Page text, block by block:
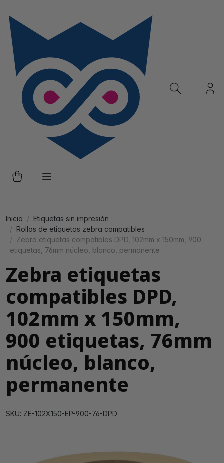
Inicio
Etiquetas sin impresión
Rollos de etiquetas zebra compatibles
Zebra etiquetas compatibles DPD, 102mm x 150mm, 900
etiquetas, 76mm núcleo, blanco, permanente
Zebra etiquetas
compatibles DPD,
102mm x 150mm,
900 etiquetas, 76mm
núcleo, blanco,
permanente
SKU: ZE-102X150-EP-900-76-DPD